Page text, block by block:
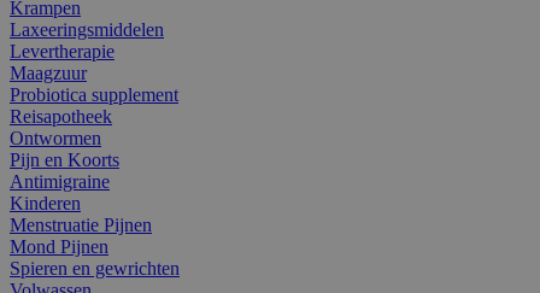
Krampen
Laxeeringsmiddelen
Levertherapie
Maagzuur
Probiotica supplement
Reisapotheek
Ontwormen
Pijn en Koorts
Antimigraine
Kinderen
Menstruatie Pijnen
Mond Pijnen
Spieren en gewrichten